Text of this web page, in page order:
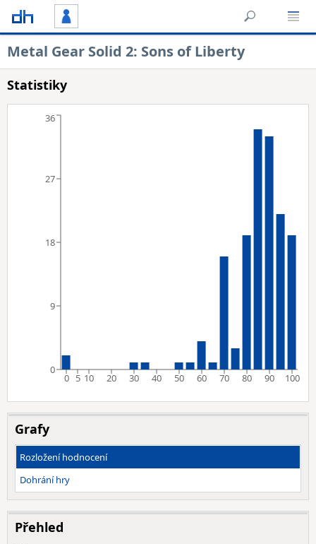
Metal Gear Solid 2: Sons of Liberty
Statistiky
0 5 10 20 30 40 50 60 70 80 90 100
0
9
18
27
36
Grafy
Rozložení hodnocení
Dohrání hry
Přehled